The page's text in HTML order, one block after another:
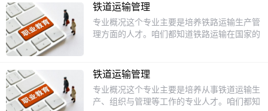
组织、服务礼仪等。就业单位：成都铁路局、
武汉铁路局、广州铁路局、郑州铁路局、北京
铁路局等。行业证书：中级客运员证、中级列
路客运组织、服务礼仪、票务管理、安检实
务、服务心理学等，强化沟通与应急处置能
力。实训资源配备"复兴号"高铁模拟舱、全套
票务及安检设备，校内实训基地投资超500万
口车务段等国企深度合作，毕业生可直接推荐
就业。典型案例如：夏昕冉（三亚高铁站商务
厅副班长，薪资8000+）刘欣（成都东站乘务
铁道运输管理
专业概况这个专业主要是培养铁路运输生产管
理方面的人才。咱们都知道铁路运输在国家的
这个专业，你就会了解铁路运输的各种流程，
像列车的调度指挥、车站的运营管理、票务管
理等等。以后可以在铁路系统里从事相关的工
作，为铁路运输的安全和高效运行贡献自己的
铁道运输管理
专业概况这个专业主要是培养从事铁道运输生
产、组织与管理等工作的专业人才。咱们都知